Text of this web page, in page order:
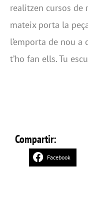
realitzen cursos de
mateix porta la
l’emporta de nou a
t’ho fan ells. Tu
Compartir:
Facebook